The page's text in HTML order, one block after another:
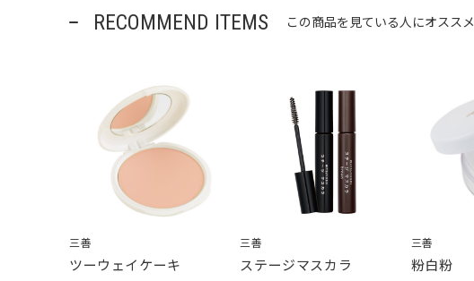
RECOMMEND ITEMS この商品を見ている人にオススメ
三善
ツーウェイケーキ
三善
ステージマスカラ
三善
粉白粉